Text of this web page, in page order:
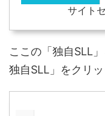
サイト
ここの「独自SLL
独自SLL」をクリッ